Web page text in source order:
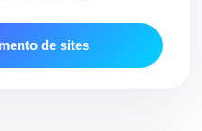
de sites